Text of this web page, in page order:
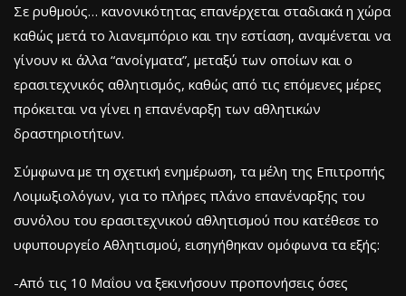
Σε ρυθμούς… κανονικότητας επανέρχεται σταδιακά η χώρα
καθώς μετά το λιανεμπόριο και την εστίαση, αναμένεται να
γίνουν κι άλλα “ανοίγματα”, μεταξύ των οποίων και ο
ερασιτεχνικός αθλητισμός, καθώς από τις επόμενες μέρες
πρόκειται να γίνει η επανέναρξη των αθλητικών
δραστηριοτήτων.
Σύμφωνα με τη σχετική ενημέρωση, τα μέλη της Επιτροπής
Λοιμωξιολόγων, για το πλήρες πλάνο επανέναρξης του
συνόλου του ερασιτεχνικού αθλητισμού που κατέθεσε το
υφυπουργείο Αθλητισμού, εισηγήθηκαν ομόφωνα τα εξής:
-Από τις 10 Μαΐου να ξεκινήσουν προπονήσεις όσες